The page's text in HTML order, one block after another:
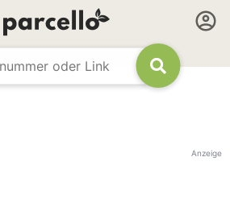
Anzeige